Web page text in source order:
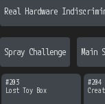
Real Hardware
Spray Challenge Main
#203
Lost Toy Box
#204